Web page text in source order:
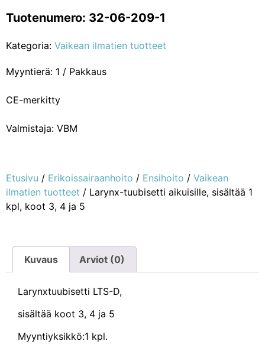
Tuotenumero: 32-06-209-1
Kategoria: Vaikean ilmatien tuotteet
Myyntierä: 1 / Pakkaus
CE-merkitty
Valmistaja: VBM
Etusivu / Erikoissairaanhoito / Ensihoito / Vaikean
ilmatien tuotteet / Larynx-tuubisetti aikuisille, sisältää 1
kpl, koot 3, 4 ja 5
Kuvaus Arviot (0)
Larynxtuubisetti LTS-D,
sisältää koot 3, 4 ja 5
Myyntiyksikkö:1 kpl.